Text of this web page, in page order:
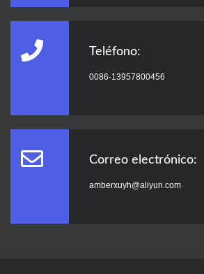
Teléfono:
0086-13957800456
Correo electrónico:
amberxuyh@aliyun.com